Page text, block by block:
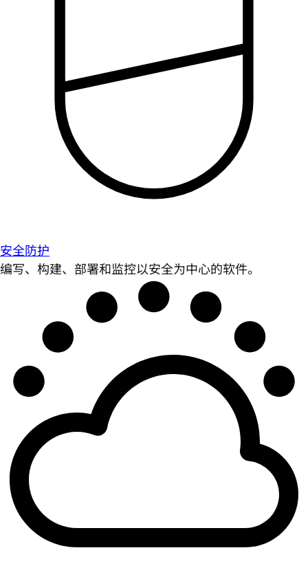
安全防护
编写、构建、部署和监控以安全为中心的软件。